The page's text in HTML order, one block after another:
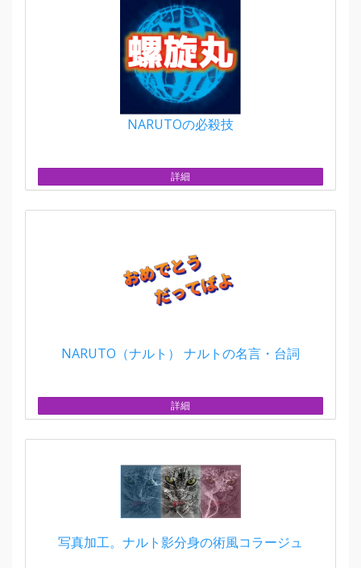
NARUTOの必殺技
詳細
NARUTO（ナルト） ナルトの名言・台詞
詳細
写真加工。ナルト影分身の術風コラージュ